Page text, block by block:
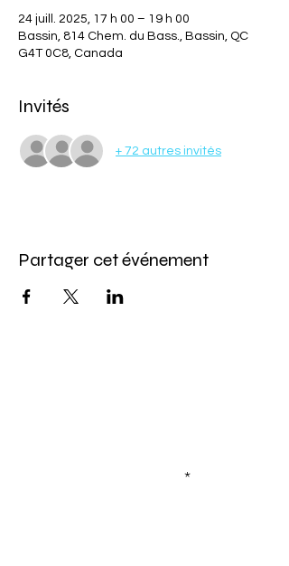
24 juill. 2025, 17 h 00 – 19 h 00
Bassin, 814 Chem. du Bass., Bassin, QC
G4T 0C8, Canada
Invités
+ 72 autres invités
Partager cet événement